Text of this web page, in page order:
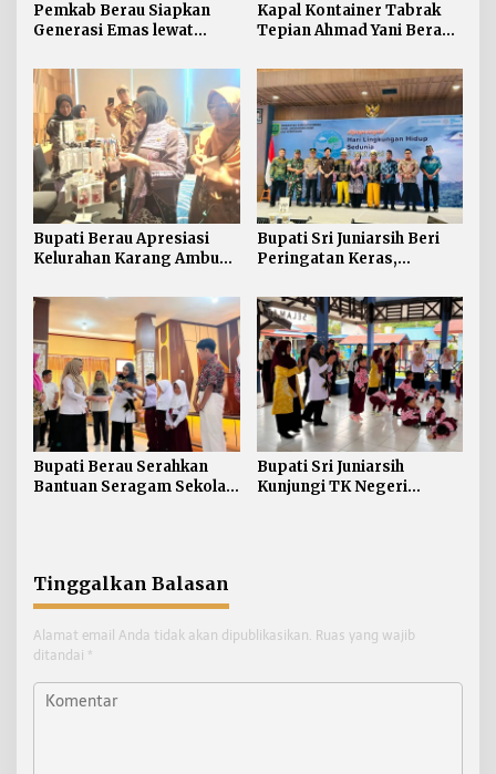
Pemkab Berau Siapkan
Generasi Emas lewat
Kapal Kontainer Tabrak
Tepian Ahmad Yani Berau
Buka Suara Soal Ganti Rugi
Bupati Berau Apresiasi
Kelurahan Karang Ambun
Bupati Sri Juniarsih Beri
Peringatan Keras,
54 Ribu Ton
Bupati Berau Serahkan
Bantuan Seragam Sekolah
Bupati Sri Juniarsih
Kunjungi TK Negeri
Tinggalkan Balasan
Alamat email Anda tidak akan dipublikasikan. Ruas yang wajib
ditandai *